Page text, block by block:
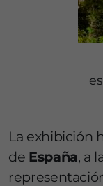
La exhibición
de España, a